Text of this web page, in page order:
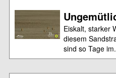
Eiskalt, starker
diesem
sind so Tage